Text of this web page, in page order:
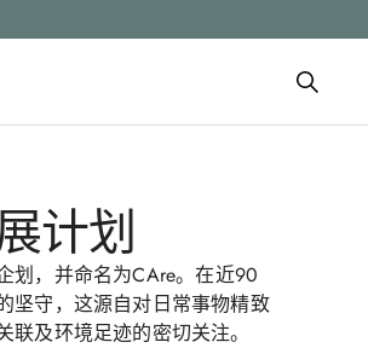
计划​​
划，并命名为CAre。在近90
坚守，这源自对日常事物精致
及环境足迹的密切关注。​​